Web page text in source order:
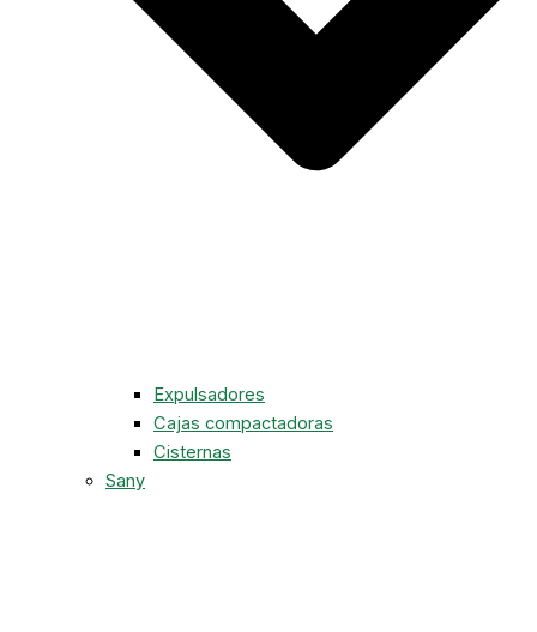
Expulsadores
Cajas compactadoras
Cisternas
Sany